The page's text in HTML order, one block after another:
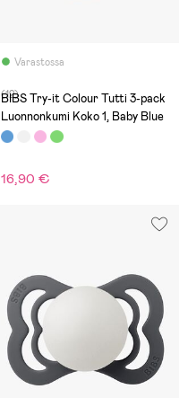
Varastossa
(12)
BIBS Try-it Colour Tutti 3-pack
Luonnonkumi Koko 1, Baby Blue
16,90 €